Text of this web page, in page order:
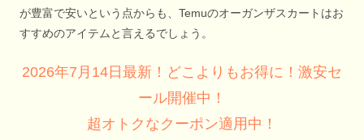
が豊富で安いという点からも、Temuのオーガンザスカートはお
すすめのアイテムと言えるでしょう。
2026年7月14日最新！どこよりもお得に！激安セ
ール開催中！
超オトクなクーポン適用中！